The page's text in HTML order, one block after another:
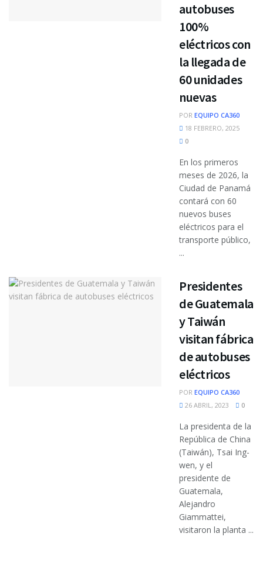
autobuses
100%
eléctricos con
la llegada de
60 unidades
nuevas
POR EQUIPO CA360
18 FEBRERO, 2025
0
En los primeros
meses de 2026, la
Ciudad de Panamá
contará con 60
nuevos buses
eléctricos para el
transporte público,
...
Presidentes
de Guatemala
y Taiwán
visitan fábrica
de autobuses
eléctricos
POR EQUIPO CA360
26 ABRIL, 2023
0
La presidenta de la
República de China
(Taiwán), Tsai Ing-
wen, y el
presidente de
Guatemala,
Alejandro
Giammattei,
visitaron la planta ...